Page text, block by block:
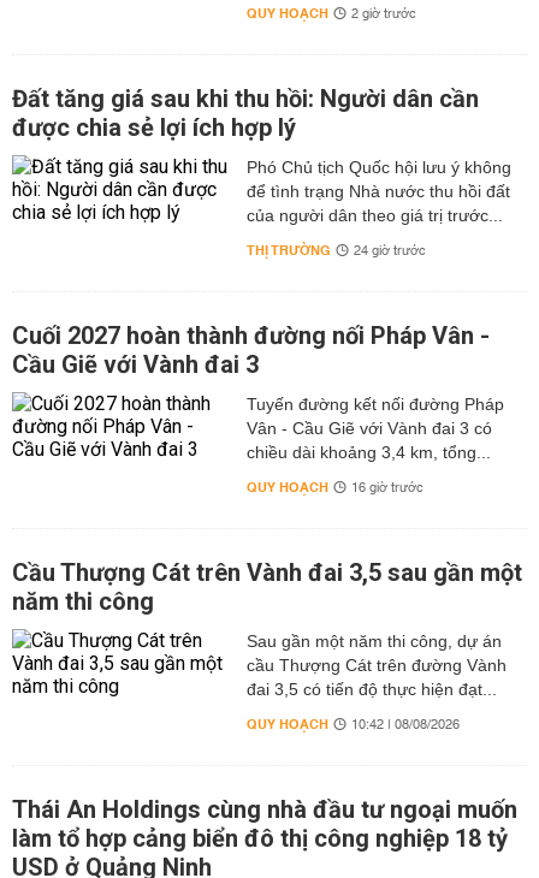
QUY HOẠCH 2 giờ trước
Đất tăng giá sau khi thu hồi: Người dân cần
được chia sẻ lợi ích hợp lý
Phó Chủ tịch Quốc hội lưu ý không
để tình trạng Nhà nước thu hồi đất
của người dân theo giá trị trước...
THỊ TRƯỜNG 24 giờ trước
Cuối 2027 hoàn thành đường nối Pháp Vân -
Cầu Giẽ với Vành đai 3
Tuyến đường kết nối đường Pháp
Vân - Cầu Giẽ với Vành đai 3 có
chiều dài khoảng 3,4 km, tổng...
QUY HOẠCH 16 giờ trước
Cầu Thượng Cát trên Vành đai 3,5 sau gần một
năm thi công
Sau gần một năm thi công, dự án
cầu Thượng Cát trên đường Vành
đai 3,5 có tiến độ thực hiện đạt...
QUY HOẠCH 10:42 | 08/08/2026
Thái An Holdings cùng nhà đầu tư ngoại muốn
làm tổ hợp cảng biển đô thị công nghiệp 18 tỷ
USD ở Quảng Ninh